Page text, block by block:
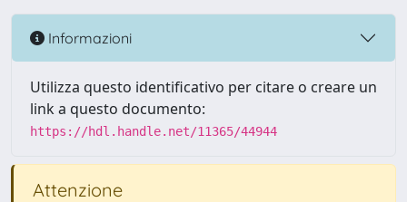
Informazioni
Utilizza questo identificativo per citare o creare un
link a questo documento:
https://hdl.handle.net/11365/44944
Attenzione